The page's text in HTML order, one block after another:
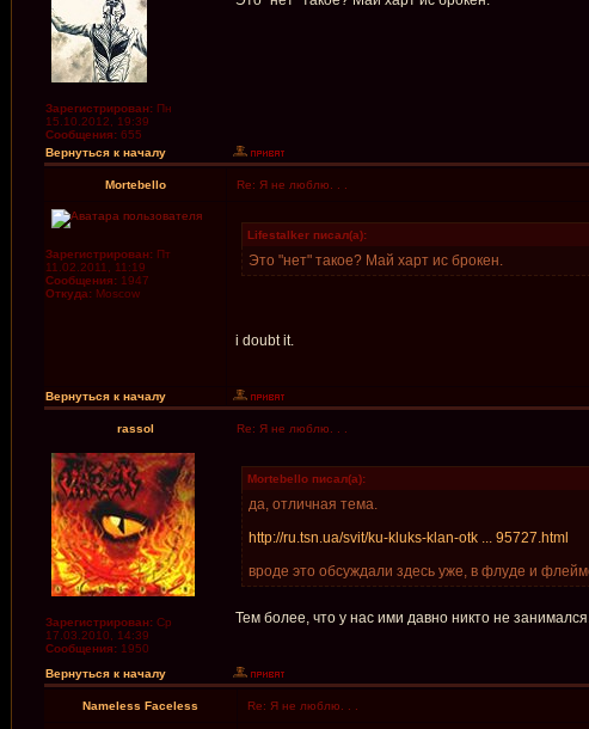
Зарегистрирован: Пн
15.10.2012, 19:39
Сообщения: 655
Вернуться к началу
Mortebello Re: Я не люблю. . .
Зарегистрирован: Пт
11.02.2011, 11:19
Сообщения: 1947
Откуда: Moscow
Lifestalker писал(а):
Это "нет" такое? Май харт ис брокен.
i doubt it.
Вернуться к началу
rassol Re: Я не люблю. . .
Зарегистрирован: Ср
17.03.2010, 14:39
Сообщения: 1950
Mortebello писал(а):
да, отличная тема.
http://ru.tsn.ua/svit/ku-kluks-klan-otk ... 95727.html
вроде это обсуждали здесь уже, в флуде и
Тем более, что у нас ими давно никто не
Вернуться к началу
Nameless Faceless Re: Я не люблю. . .